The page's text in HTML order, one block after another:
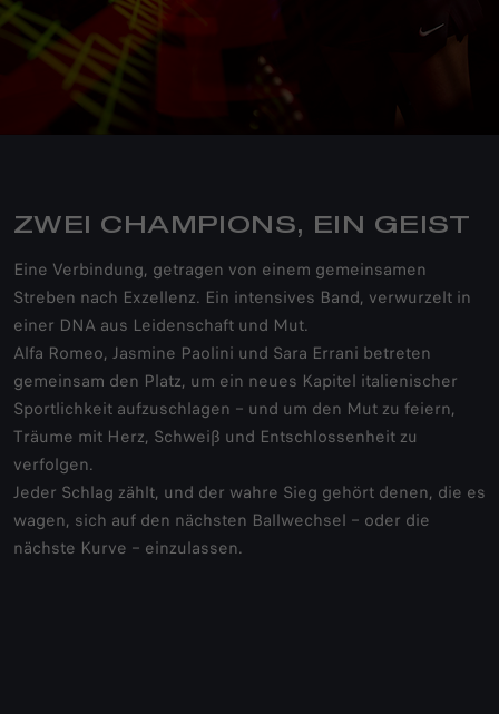
ZWEI CHAMPIONS, EIN GEIST
Eine Verbindung, getragen von einem gemeinsamen
Streben nach Exzellenz. Ein intensives Band, verwurzelt in
einer DNA aus Leidenschaft und Mut.
Alfa Romeo, Jasmine Paolini und Sara Errani betreten
gemeinsam den Platz, um ein neues Kapitel italienischer
Sportlichkeit aufzuschlagen – und um den Mut zu feiern,
Träume mit Herz, Schweiß und Entschlossenheit zu
verfolgen.
Jeder Schlag zählt, und der wahre Sieg gehört denen, die es
wagen, sich auf den nächsten Ballwechsel – oder die
nächste Kurve – einzulassen.